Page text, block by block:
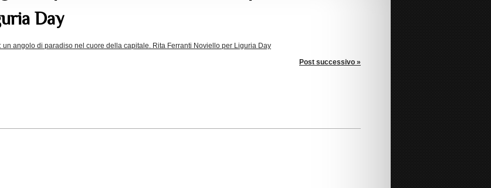
Day
un angolo di paradiso nel cuore della capitale. Rita Ferranti Noviello per Liguria Day
Post successivo »